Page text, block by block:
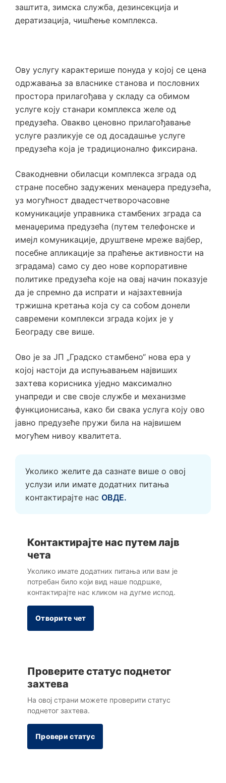
заштита, зимска служба, дезинсекција и
дератизација, чишћење комплекса.
Ову услугу карактерише понуда у којој се цена
одржавања за власнике станова и пословних
простора прилагођава у складу са обимом
услуге коју станари комплекса желе од
предузећа. Овакво ценовно прилагођавање
услуге разликује се од досадашње услуге
предузећа која је традиционално фиксирана.
Свакодневни обиласци комплекса зграда од
стране посебно задужених менаџера предузећа,
уз могућност двадестчетворочасовне
комуникације управника стамбених зграда са
менаџерима предузећа (путем телефонске и
имејл комуникације, друштвене мреже вајбер,
посебне апликације за праћење активности на
зградама) само су део нове корпоративне
политике предузећа које на овај начин показује
да је спремно да испрати и најзахтевнија
тржишна кретања која су са собом донели
савремени комплекси зграда којих је у
Београду све више.
Ово је за ЈП „Градско стамбено“ нова ера у
којој настоји да испуњавањем највиших
захтева корисника уједно максимално
унапреди и све своје службе и механизме
функционисања, како би свака услуга коју ово
јавно предузеће пружи била на највишем
могућем нивоу квалитета.
Уколико желите да сазнате више о овој
услузи или имате додатних питања
контактирајте нас ОВДЕ.
Контактирајте нас путем лајв
чета
Уколико имате додатних питања или вам је
потребан било који вид наше подршке,
контактирајте нас кликом на дугме испод.
Отворите чет
Проверите статус поднетог
захтева
Hа овој страни можете проверити статус
поднетог захтева.
Провери статус